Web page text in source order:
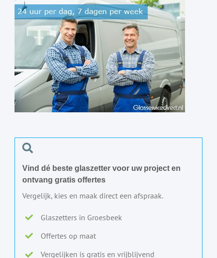
Vind dé beste glaszetter voor uw project en
ontvang gratis offertes
Vergelijk, kies en maak direct een afspraak.
Glaszetters in Groesbeek
Offertes op maat
Vergelijken is gratis en vrijblijvend